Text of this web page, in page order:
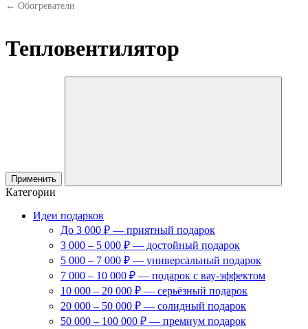
← Обогреватели
Тепловентилятор
Применить
Категории
Идеи подарков
До 3 000 ₽ — приятный подарок
3 000 – 5 000 ₽ — достойный подарок
5 000 – 7 000 ₽ — универсальный подарок
7 000 – 10 000 ₽ — подарок с вау-эффектом
10 000 – 20 000 ₽ — серьёзный подарок
20 000 – 50 000 ₽ — солидный подарок
50 000 – 100 000 ₽ — премиум подарок